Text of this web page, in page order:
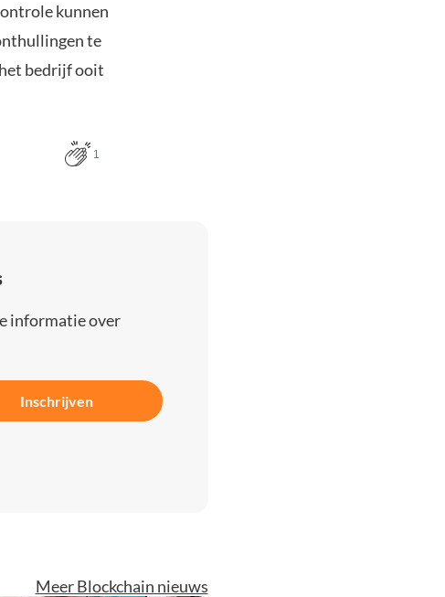
kunnen
te
bedrijf ooit
1
informatie over
Inschrijven
Meer Blockchain nieuws